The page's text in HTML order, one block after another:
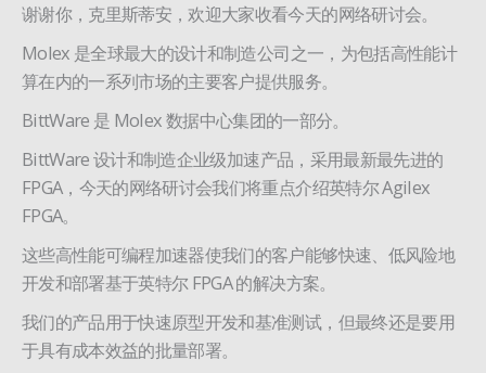
谢谢你，克里斯蒂安，欢迎大家收看今天的网络研讨会。
Molex 是全球最大的设计和制造公司之一，为包括高性能计
算在内的一系列市场的主要客户提供服务。
BittWare 是 Molex 数据中心集团的一部分。
BittWare 设计和制造企业级加速产品，采用最新最先进的
FPGA，今天的网络研讨会我们将重点介绍英特尔 Agilex
FPGA。
这些高性能可编程加速器使我们的客户能够快速、低风险地
开发和部署基于英特尔 FPGA 的解决方案。
我们的产品用于快速原型开发和基准测试，但最终还是要用
于具有成本效益的批量部署。